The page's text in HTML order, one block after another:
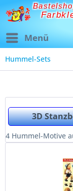
Menü
Hummel-Sets
3D
4 Hummel-Motive